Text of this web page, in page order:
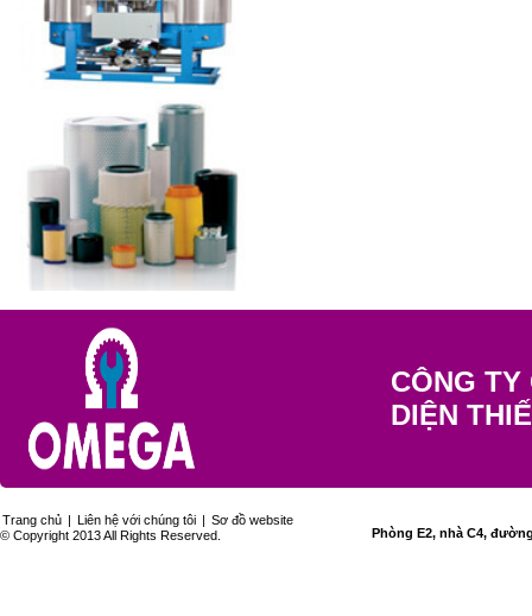
CÔNG
DIỆN
Trang chủ | Liên hệ với chúng tôi | Sơ đồ website
© Copyright 2013 All Rights Reserved.
Phòng E2, nhà C4,